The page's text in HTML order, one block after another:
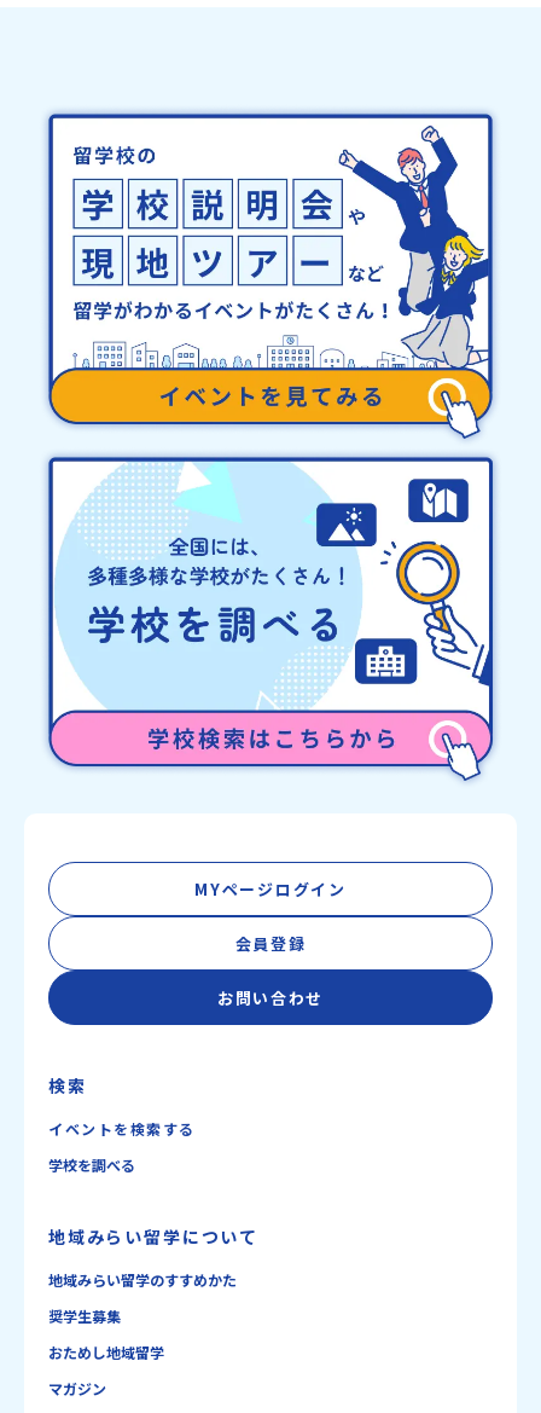
お取り消しの場合、以下のルールに沿って対応させていただきま
す。ご了承ください。プログラム開催日の前日＜8月3日＞から、
【キャンセルのご連絡日：お支払いいただく旅行代金】・21日目に
あたる日以前：無料・20日目-8日目：20％・7日目-2日目：30％・
プログラム開始日の前日：40％・プログラム開始日当日：50％・ご
連絡無しでの不参加またはプログラム開始後の解除：100％・催行中
止について天候などの状況等によって開催を見合わせる可能性があ
ります。その場合は原則、開催日1週間前までにご連絡いたします。
又、最少催行人数に達しなかった場合は、開催日3週間前までに催行
中止の旨をメールにてご連絡いたします。・よくあるご質問その
他、よくあるご質問についてはこちらをご確認ください。運営団体
について＜プログラム主催：一般財団法人地域・教育魅力化プラッ
トフォーム＞「意志ある若者にあふれる持続可能な地域・社会をつ
くる」というビジョンを掲げ、2017年3月に島根県に設立した教育
事業団体です。日本全国約200の高校と連携しながら、中学卒業後に
地域の枠を越えて生徒一人ひとりの夢や価値観に合った地域・学校
で1〜3年間過ごすことができるシステム「地域みらい留学」をはじ
めとした、教育事業や地域活性モデルをつくり続けています。名
称：一般財団法人地域・教育魅力化プラットフォーム設 立：2017
年3月代表者：岩本 悠所在地：〒690-0842 島根県松江市東本町二
丁目25-6 みらいBASE2階 その他所在地公式HP：http://c-
platform.or.jp/お問い合わせ先担当：小川・小原E-mail：
info@miratabi.jp「おためし地域留学体験」のプログラム開催情報
を公式LINEにて配信中！ぜひご登録ください♪地域みらい留学公式
MYページログイン
会員登録
お問い合わせ
検索
イベントを検索する
学校を調べる
地域みらい留学について
地域みらい留学のすすめかた
奨学生募集
おためし地域留学
マガジン